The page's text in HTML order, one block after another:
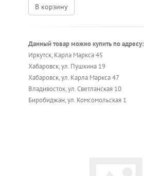
В корзину
Данный товар можно купить по адресу:
Иркутск, Карла Маркса 45
Хабаровск, ул. Пушкина 19
Хабаровск, ул. Карла Маркса 47
Владивосток, ул. Светланская 10
Биробиджан, ул. Комсомольская 1